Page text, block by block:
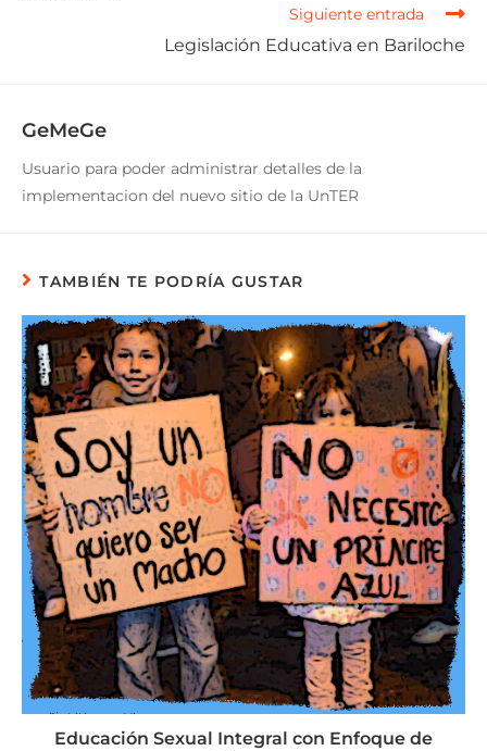
Siguiente entrada
Legislación Educativa en Bariloche
GeMeGe
Usuario para poder administrar detalles de la
implementacion del nuevo sitio de la UnTER
TAMBIÉN TE PODRÍA GUSTAR
Educación Sexual Integral con Enfoque de